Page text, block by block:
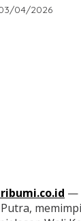
04/2026
—